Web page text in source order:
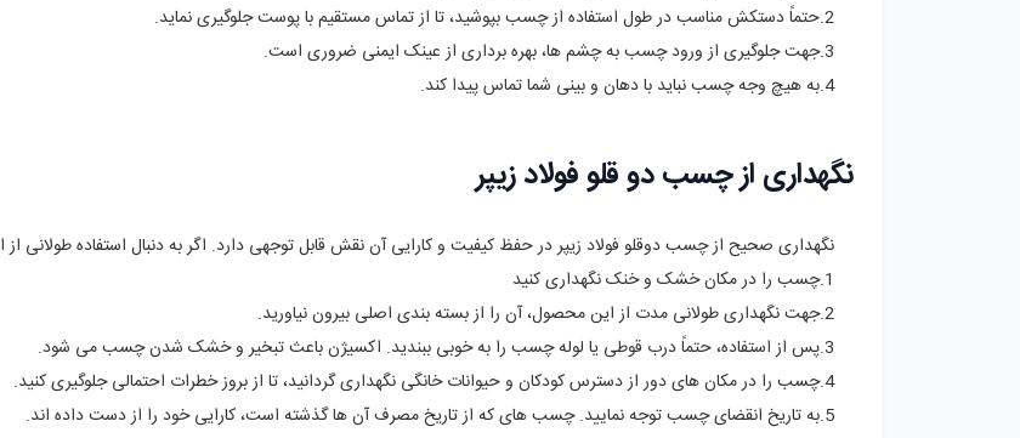
2.حتماً دستکش مناسب در طول استفاده از چسب بپوشید، تا از تماس مستقیم با پوست جلوگیری نماید.
3.جهت جلوگیری از ورود چسب به چشم ‌ها، بهره برداری از عینک ایمنی ضروری است.
4.به هیچ وجه چسب نباید با دهان و بینی شما تماس پیدا کند.
نگهداری از چسب دو قلو فولاد زیپر
نگهداری صحیح از چسب دوقلو فولاد زیپر در حفظ کیفیت و کارایی آن نقش قابل توجهی دارد. اگر به دنبال استفاده طولانی
1.چسب را در مکان خشک و خنک نگهداری کنید
2.جهت نگهداری طولانی مدت از این محصول، آن را از بسته ‌بندی اصلی بیرون نیاورید.
3.پس از استفاده، حتماً درب قوطی یا لوله چسب را به‌ خوبی ببندید. اکسیژن باعث تبخیر و خشک شدن چسب می شود.
4.چسب را در مکان‌ های دور از دسترس کودکان و حیوانات خانگی نگهداری گردانید، تا از بروز خطرات احتمالی جلوگیری کنید.
5.به تاریخ انقضای چسب توجه نمایید. چسب های که از تاریخ مصرف آن ها گذشته است، کارایی خود را از دست داده اند.